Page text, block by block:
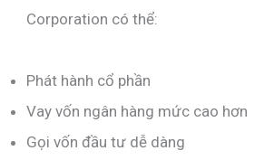
Corporation có thể:
Phát hành cổ phần
Vay vốn ngân hàng mức cao hơn
Gọi vốn đầu tư dễ dàng